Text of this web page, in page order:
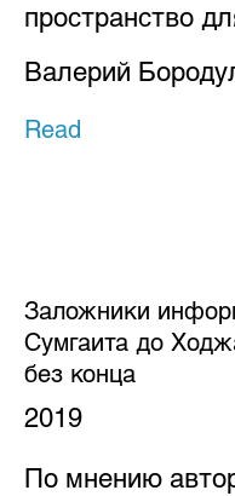
пространство
Валерий
Read
Заложники
Сумгаита до
без конца
2019
По мнению